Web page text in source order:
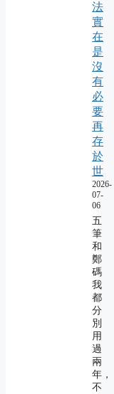
法
實
在
是
沒
有
必
要
再
存
於
世
2026-
07-
06
五
筆
和
鄭
碼
我
都
分
別
用
過
兩
年，
不